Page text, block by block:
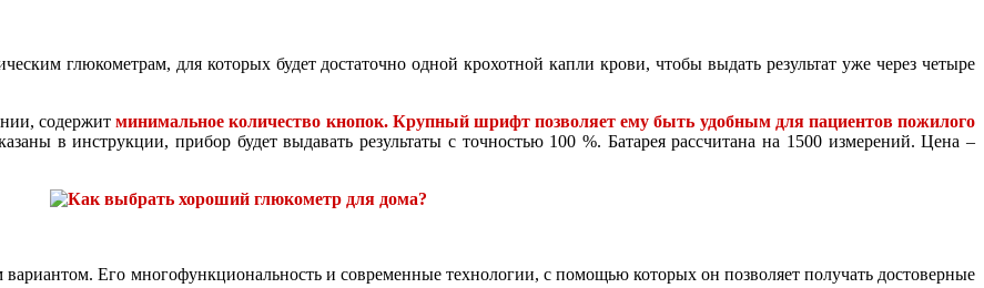
глюкометрам, для которых будет достаточно одной крохотной капли крови, чтобы выдать результат уже через четыре
содержитминимальное количество кнопок. Крупный шрифт позволяет ему быть удобным для пациентов пожилого
в инструкции, прибор будет выдавать результаты с точностью 100 %. Батарея рассчитана на 1500 измерений. Цена –
Его многофункциональность и современные технологии, с помощью которых он позволяет получать достоверные